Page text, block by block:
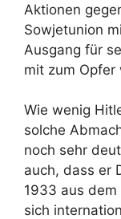
Aktionen
Sowjetunion
Ausgang für
mit zum Opfer
Wie wenig
solche
noch sehr
auch, dass er
1933 aus
sich